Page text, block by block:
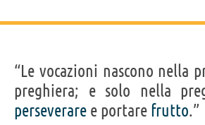
“Le vocazioni nascono nella
preghiera; e solo nella
perseverare e portare frutto.”